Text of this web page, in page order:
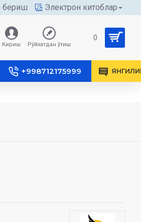
бериш Электрон китоблар
Кириш Рўйхатдан ўтиш
0
+998712175999